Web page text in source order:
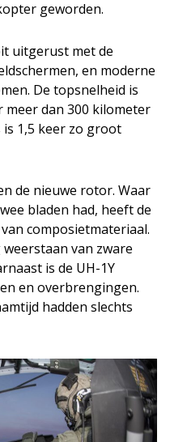
geworden.
uitgerust met de
en moderne
De topsnelheid is
meer dan 300 kilometer
1,5 keer zo groot
de nieuwe rotor. Waar
bladen had, heeft de
composietmateriaal.
van zware
is de UH-1Y
en overbrengingen.
hadden slechts